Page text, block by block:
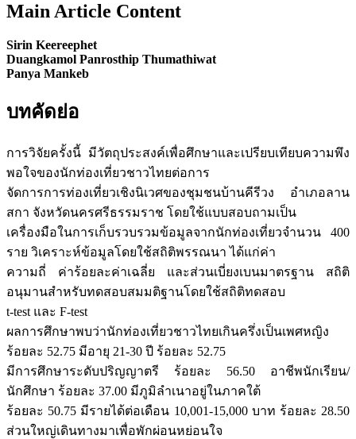
Main Article Content
Sirin Keereephet
Duangkamol Panrosthip Thumathiwat
Panya Mankeb
บทคัดย่อ
การวิจัยครั้งนี้ มีวัตถุประสงค์เพื่อศึกษาและเปรียบเทียบความพึง
พอใจของนักท่องเที่ยวชาวไทยต่อการ
จัดการการท่องเที่ยวเชิงนิเวศของชุมชนบ้านคีรีวง อำเภอลาน
สกา จังหวัดนครศรีธรรมราช โดยใช้แบบสอบถามเป็น
เครื่องมือในการเก็บรวบรวมข้อมูลจากนักท่องเที่ยวจำนวน 400
ราย วิเคราะห์ข้อมูลโดยใช้สถิติพรรณนา ได้แก่ค่า
ความถี่ ค่าร้อยละค่าเฉลี่ย และส่วนเบี่ยงเบนมาตรฐาน สถิติ
อนุมานสำหรับทดสอบสมมติฐานโดยใช้สถิติทดสอบ
t-test และ F-test
ผลการศึกษาพบว่านักท่องเที่ยวชาวไทยเกินครึ่งเป็นเพศหญิง
ร้อยละ 52.75 มีอายุ 21-30 ปี ร้อยละ 52.75
มีการศึกษาระดับปริญญาตรี ร้อยละ 56.50 อาชีพนักเรียน/
นักศึกษา ร้อยละ 37.00 มีภูมิลำเนาอยู่ในภาคใต้
ร้อยละ 50.75 มีรายได้ต่อเดือน 10,001-15,000 บาท ร้อยละ 28.50
ส่วนใหญ่เดินทางมาเพื่อพักผ่อนหย่อนใจ